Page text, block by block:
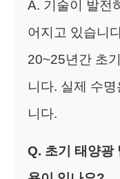
A. 기술이 발전
어지고 있습니
20~25년간 초
니다. 실제 수
니다.
Q. 초기 태양광